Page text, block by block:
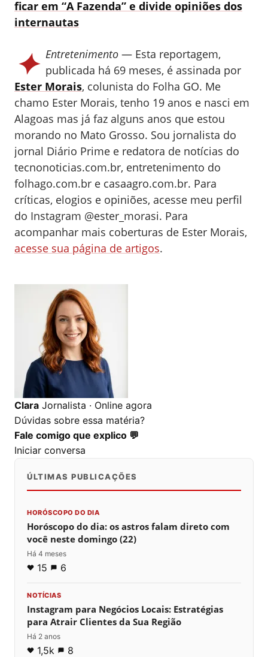
ficar em “A Fazenda” e divide opiniões dos
internautas
✦ Entretenimento — Esta reportagem,
publicada há 69 meses, é assinada por
Ester Morais, colunista do Folha GO. Me
chamo Ester Morais, tenho 19 anos e nasci em
Alagoas mas já faz alguns anos que estou
morando no Mato Grosso. Sou jornalista do
jornal Diário Prime e redatora de notícias do
tecnonoticias.com.br, entretenimento do
folhago.com.br e casaagro.com.br. Para
críticas, elogios e opiniões, acesse meu perfil
do Instagram @ester_morasi. Para
acompanhar mais coberturas de Ester Morais,
acesse sua página de artigos.
Clara Jornalista · Online agora
Dúvidas sobre essa matéria?
Fale comigo que explico 💬
Iniciar conversa
ÚLTIMAS PUBLICAÇÕES
HORÓSCOPO DO DIA
Horóscopo do dia: os astros falam direto com
você neste domingo (22)
Há 4 meses
15 6
NOTÍCIAS
Instagram para Negócios Locais: Estratégias
para Atrair Clientes da Sua Região
Há 2 anos
1,5k 8